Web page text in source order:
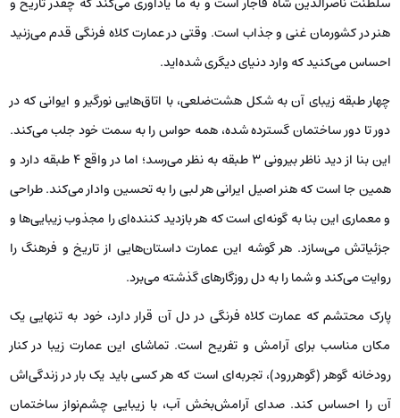
هنر در کشورمان غنی و جذاب است. وقتی در عمارت کلاه فرنگی قدم می‌زنید
احساس می‌کنید که وارد دنیای دیگری شده‌اید.
چهار طبقه زیبای آن به شکل هشت‌ضلعی، با اتاق‌هایی نورگیر و ایوانی که در
دور تا دور ساختمان گسترده شده، همه حواس را به سمت خود جلب می‌کند.
این بنا از دید ناظر بیرونی ۳ طبقه به نظر می‌رسد؛ اما در واقع ۴ طبقه دارد و
همین جا است که هنر اصیل ایرانی هر لبی را به تحسین وادار می‌کند. طراحی
و معماری این بنا به گونه‌ای است که هر بازدید کننده‌ای را مجذوب زیبایی‌ها و
جزئیاتش می‌سازد. هر گوشه این عمارت داستان‌هایی از تاریخ و فرهنگ را
روایت می‌کند و شما را به دل روزگارهای گذشته می‌برد.
پارک محتشم که عمارت کلاه فرنگی در دل آن قرار دارد، خود به تنهایی یک
مکان مناسب برای آرامش و تفریح است. تماشای این عمارت زیبا در کنار
رودخانه گوهر (گوهررود)، تجربه‌ای است که هر کسی باید یک بار در زندگی‌اش
آن را احساس کند. صدای آرامش‌بخش آب، با زیبایی چشم‌نواز ساختمان